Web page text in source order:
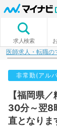
求人検索
医師求人・転職の
非常勤(アル
【福岡県
30分～翌8
直となりま